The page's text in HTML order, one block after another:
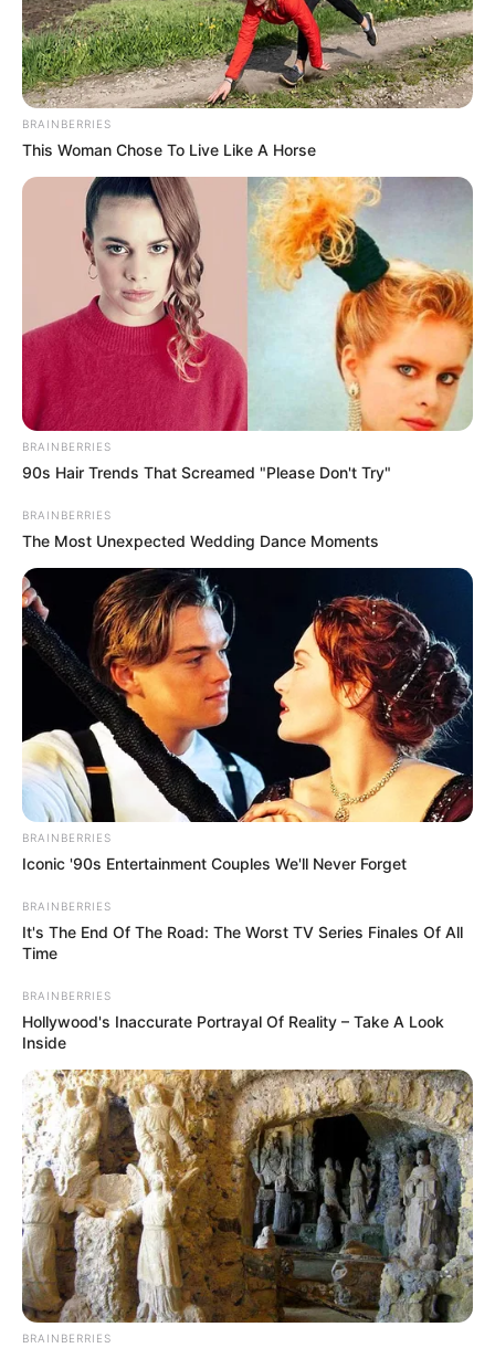
BRAINBERRIES
This Woman Chose To Live Like A Horse
BRAINBERRIES
90s Hair Trends That Screamed "Please Don't Try"
BRAINBERRIES
The Most Unexpected Wedding Dance Moments
BRAINBERRIES
Iconic '90s Entertainment Couples We'll Never Forget
BRAINBERRIES
It's The End Of The Road: The Worst TV Series Finales Of All
Time
BRAINBERRIES
Hollywood's Inaccurate Portrayal Of Reality – Take A Look
Inside
BRAINBERRIES